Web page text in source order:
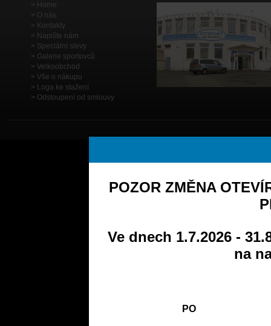
Home
O nás
Kontakty
Napište nám
Speciální slevy
Galerie sportovců
Velkoobchod
Vše o nákupu
Loga ke stažení
Odstoupení od smlouvy
POZOR ZMĚNA
Ve dnech 1.7.2026 -
na
PO